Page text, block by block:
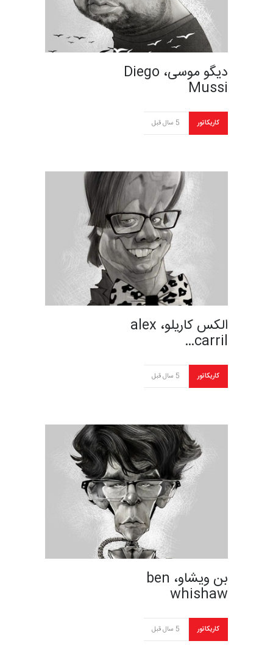
دیگو موسی، Diego
Mussi
کاریکاتور 5 سال قبل
الکس کاریلو، alex
carril…
کاریکاتور 5 سال قبل
بن ویشاو، ben
whishaw
کاریکاتور 5 سال قبل